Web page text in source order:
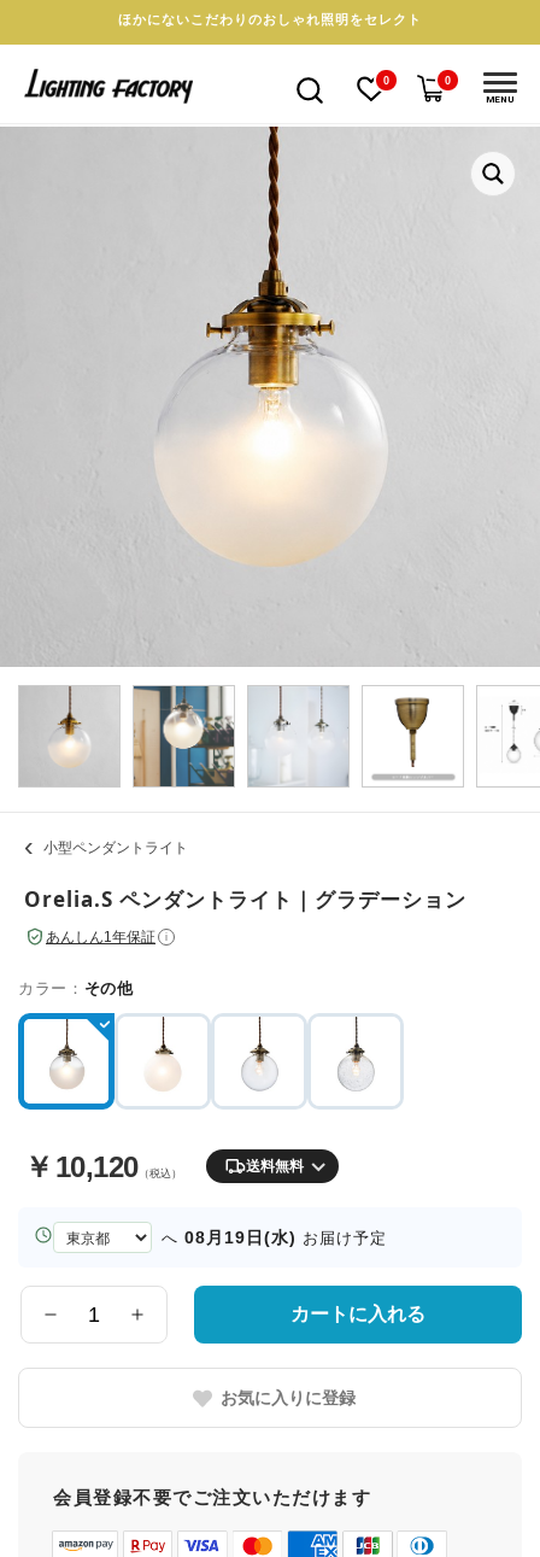
ほかにないこだわりのおしゃれ照明をセレクト
0 0
MENU
小型ペンダントライト
Orelia.S ペンダントライト｜グラデーション
あんしん1年保証 i
カラー： その他
￥ 10,120（税込） 送料無料
お
届
県
へ 08月19日(水) お届け予定
量
カートに入れる
お気に入りに登録
会員登録不要でご注文いただけます